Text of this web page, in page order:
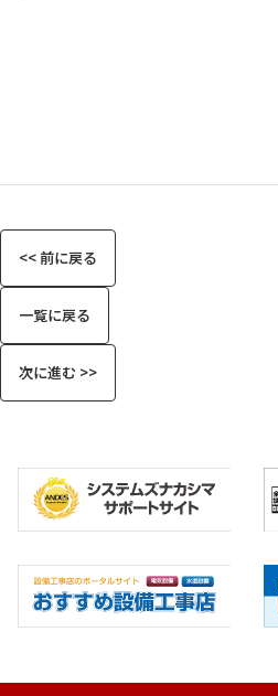
<< 前に戻る
一覧に戻る
次に進む >>